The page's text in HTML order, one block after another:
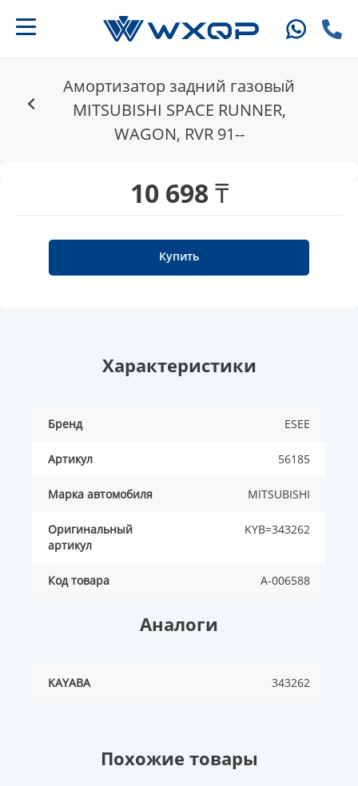
Амортизатор задний газовый
MITSUBISHI SPACE RUNNER,
WAGON, RVR 91--
10 698 ₸
Купить
Характеристики
Бренд ESEE
Артикул 56185
Марка автомобиля MITSUBISHI
Оригинальный
артикул
KYB=343262
Код товара A-006588
Аналоги
KAYABA 343262
Похожие товары